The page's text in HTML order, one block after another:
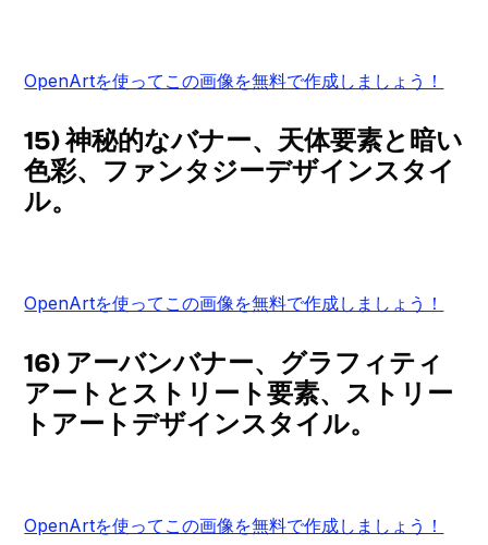
OpenArtを使ってこの画像を無料で作成しましょう！
15) 神秘的なバナー、天体要素と暗い
色彩、ファンタジーデザインスタイ
ル。
OpenArtを使ってこの画像を無料で作成しましょう！
16) アーバンバナー、グラフィティ
アートとストリート要素、ストリー
トアートデザインスタイル。
OpenArtを使ってこの画像を無料で作成しましょう！